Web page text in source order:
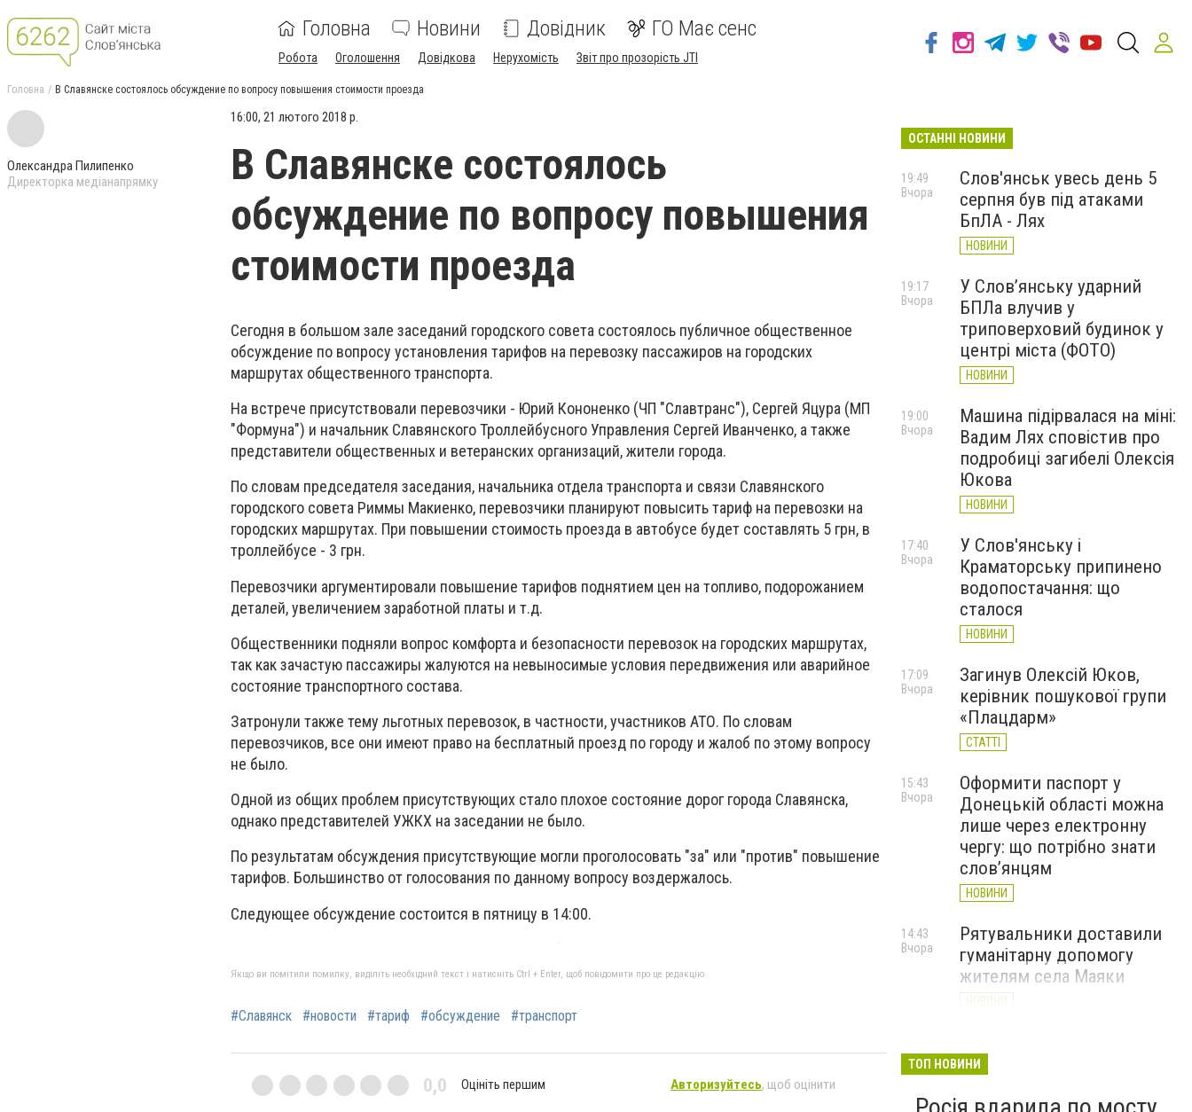
Головна Новини Довідник ГО Має сенс
Робота Оголошення Довідкова Нерухомість Звіт про прозорість JTI
Головна В Славянске состоялось обсуждение по вопросу повышения стоимости проезда
Олександра Пилипенко
Директорка медіанапрямку
16:00, 21 лютого 2018 р.
В Славянске состоялось
обсуждение по вопросу повышения
стоимости проезда
Сегодня в большом зале заседаний городского совета состоялось публичное общественное
обсуждение по вопросу установления тарифов на перевозку пассажиров на городских
маршрутах общественного транспорта.
На встрече присутствовали перевозчики - Юрий Кононенко (ЧП "Славтранс"), Сергей Яцура (МП
"Формуна") и начальник Славянского Троллейбусного Управления Сергей Иванченко, а также
представители общественных и ветеранских организаций, жители города.
По словам председателя заседания, начальника отдела транспорта и связи Славянского
городского совета Риммы Макиенко, перевозчики планируют повысить тариф на перевозки на
городских маршрутах. При повышении стоимость проезда в автобусе будет составлять 5 грн, в
троллейбусе - 3 грн.
Перевозчики аргументировали повышение тарифов поднятием цен на топливо, подорожанием
деталей, увеличением заработной платы и т.д.
Общественники подняли вопрос комфорта и безопасности перевозок на городских маршрутах,
так как зачастую пассажиры жалуются на невыносимые условия передвижения или аварийное
состояние транспортного состава.
Затронули также тему льготных перевозок, в частности, участников АТО. По словам
перевозчиков, все они имеют право на бесплатный проезд по городу и жалоб по этому вопросу
не было.
Одной из общих проблем присутствующих стало плохое состояние дорог города Славянска,
однако представителей УЖКХ на заседании не было.
По результатам обсуждения присутствующие могли проголосовать "за" или "против" повышение
тарифов. Большинство от голосования по данному вопросу воздержалось.
Следующее обсуждение состоится в пятницу в 14:00.
Якщо ви помітили помилку, виділіть необхідний текст і натисніть Ctrl + Enter, щоб повідомити про це редакцію
#Славянск #новости #тариф #обсуждение #транспорт
0,0 Оцініть першим Авторизуйтесь, щоб оцінити
ОСТАННІ НОВИНИ
Слов'янськ увесь день 5
серпня був під атаками
БпЛА - Лях
НОВИНИ
19:49
Вчора
У Слов’янську ударний
БПЛа влучив у
триповерховий будинок у
центрі міста (ФОТО)
НОВИНИ
19:17
Вчора
Машина підірвалася на міні:
Вадим Лях сповістив про
подробиці загибелі Олексія
Юкова
НОВИНИ
19:00
Вчора
У Слов'янську і
Краматорську припинено
водопостачання: що
сталося
НОВИНИ
17:40
Вчора
Загинув Олексій Юков,
керівник пошукової групи
«Плацдарм»
СТАТТІ
17:09
Вчора
Оформити паспорт у
Донецькій області можна
лише через електронну
чергу: що потрібно знати
слов’янцям
НОВИНИ
15:43
Вчора
Рятувальники доставили
гуманітарну допомогу
жителям села Маяки
НОВИНИ
14:43
Вчора
онлайн-акція до Дня молоді
Вчора
ТОП НОВИНИ